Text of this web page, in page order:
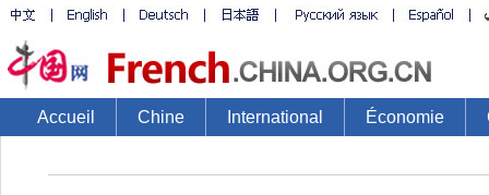
Accueil Chine International Économie